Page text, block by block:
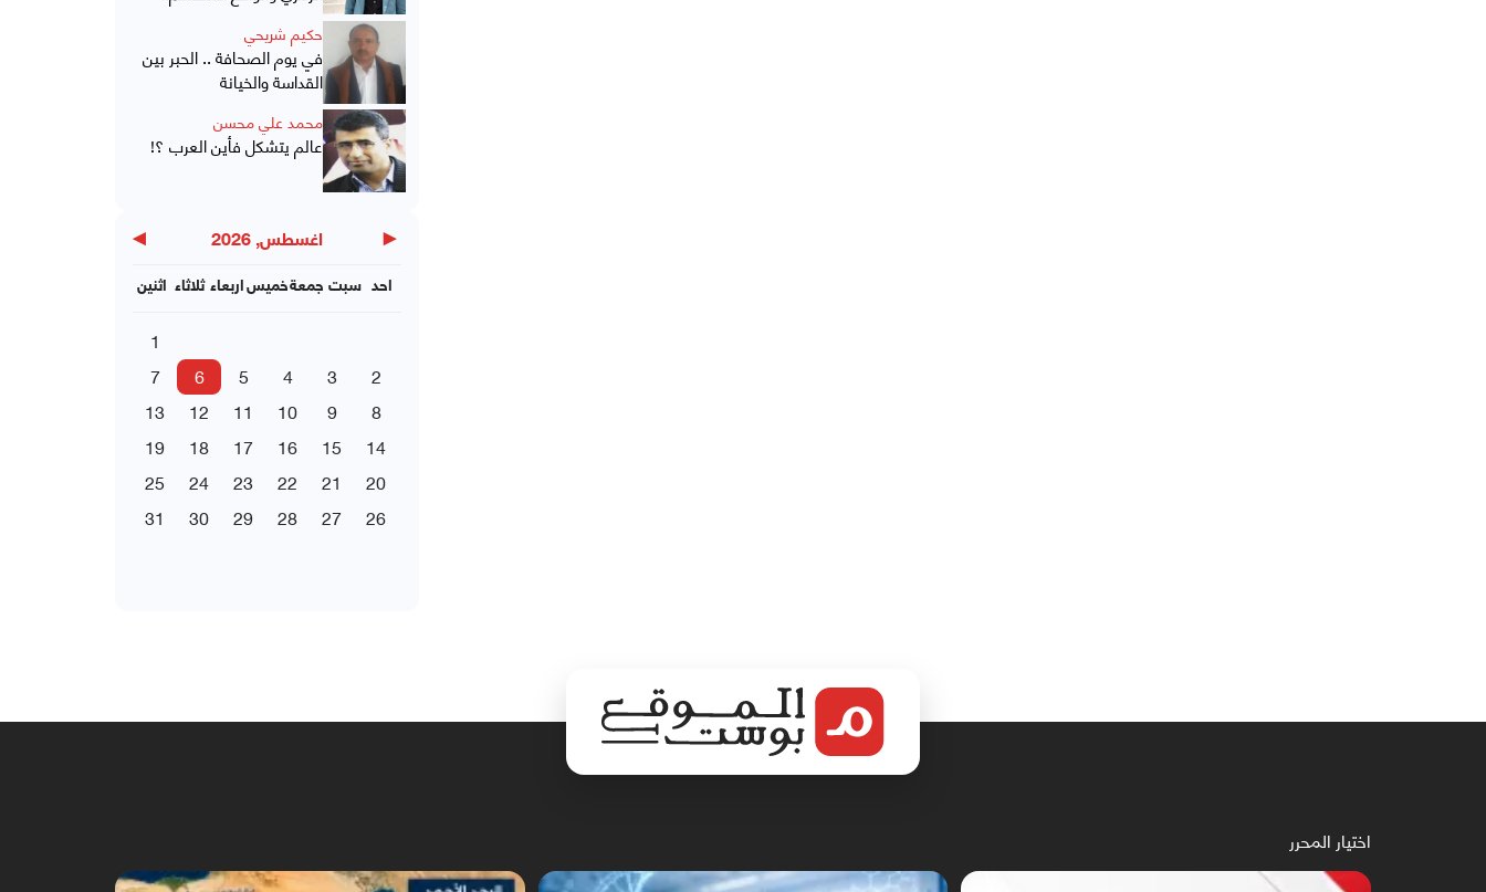
حكيم شريحي
في يوم الصحافة .. الحبر بين
القداسة والخيانة
محمد علي محسن
عالم يتشكل فأين العرب ؟!
◀ اغسطس, 2026 ▶
اثنين ثلاثاء اربعاءخميسجمعة سبت احد
1
2
3
4
5
6
7
8
9
10
11
12
13
14
15
16
17
18
19
20
21
22
23
24
25
26
27
28
29
30
31
اختيار المحرر